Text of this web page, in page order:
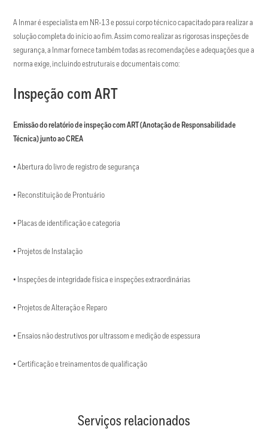
A Inmar é especialista em NR-13 e possui corpo técnico capacitado para realizar a
solução completa do início ao fim. Assim como realizar as rigorosas inspeções de
segurança, a Inmar fornece também todas as recomendações e adequações que a
norma exige, incluindo estruturais e documentais como:
Inspeção com ART
Emissão do relatório de inspeção com ART (Anotação de Responsabilidade
Técnica) junto ao CREA
• Abertura do livro de registro de segurança
• Reconstituição de Prontuário
• Placas de identificação e categoria
• Projetos de Instalação
• Inspeções de integridade física e inspeções extraordinárias
• Projetos de Alteração e Reparo
• Ensaios não destrutivos por ultrassom e medição de espessura
• Certificação e treinamentos de qualificação
Serviços relacionados